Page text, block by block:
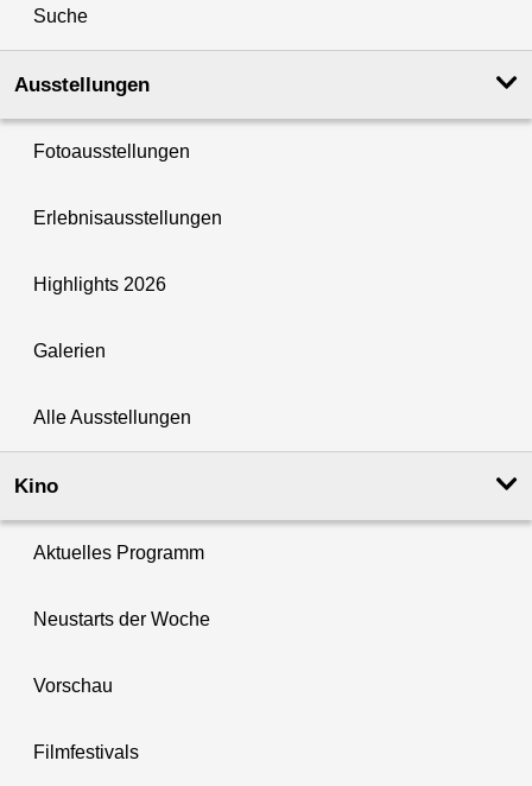
Suche
Ausstellungen
Fotoausstellungen
Erlebnisausstellungen
Highlights 2026
Galerien
Alle Ausstellungen
Kino
Aktuelles Programm
Neustarts der Woche
Vorschau
Filmfestivals